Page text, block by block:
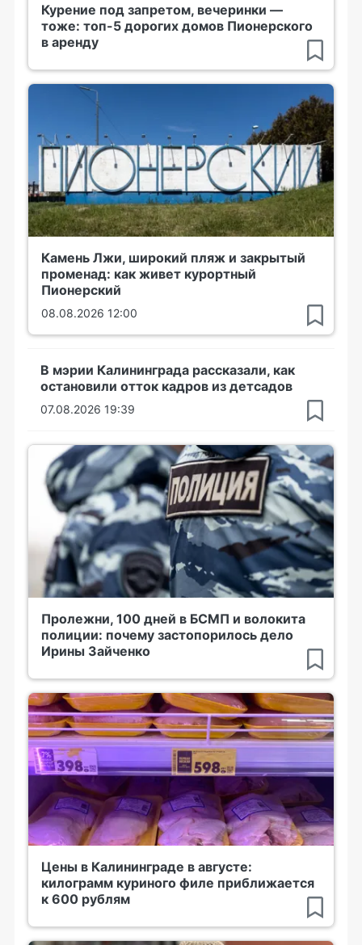
Курение под запретом, вечеринки —
тоже: топ-5 дорогих домов Пионерского
в аренду
Камень Лжи, широкий пляж и закрытый
променад: как живет курортный
Пионерский
08.08.2026 12:00
В мэрии Калининграда рассказали, как
остановили отток кадров из детсадов
07.08.2026 19:39
Пролежни, 100 дней в БСМП и волокита
полиции: почему застопорилось дело
Ирины Зайченко
Цены в Калининграде в августе:
килограмм куриного филе приближается
к 600 рублям